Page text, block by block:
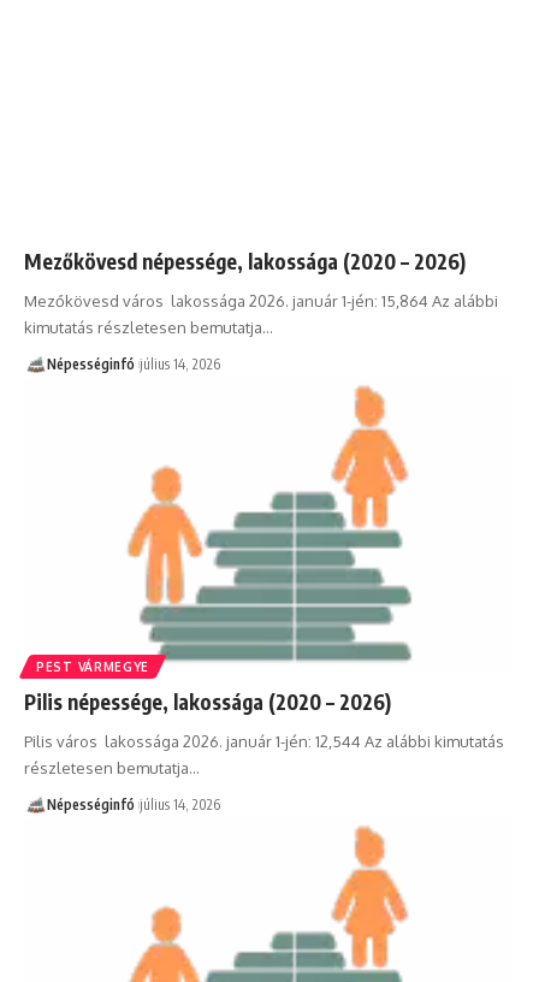
Mezőkövesd népessége, lakossága (2020 – 2026)
Mezőkövesd város lakossága 2026. január 1-jén: 15,864 Az alábbi
kimutatás részletesen bemutatja…
Népességinfó július 14, 2026
PEST VÁRMEGYE
Pilis népessége, lakossága (2020 – 2026)
Pilis város lakossága 2026. január 1-jén: 12,544 Az alábbi kimutatás
részletesen bemutatja…
Népességinfó július 14, 2026